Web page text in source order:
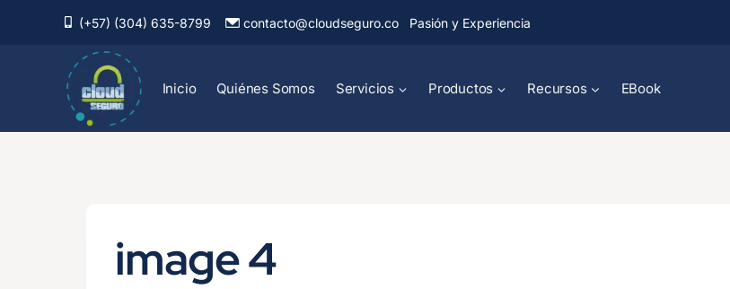
(+57) (304) 635-8799 contacto@cloudseguro.co Pasión y Experiencia
Inicio Quiénes Somos Servicios Productos Recursos EBook
image 4